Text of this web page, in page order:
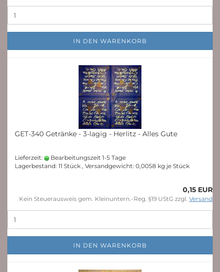
IN DEN WARENKORB
GET-340 Getränke - 3-lagig - Herlitz - Alles Gute
Lieferzeit:
Bearbeitungszeit 1-5 Tage
Lagerbestand: 11 Stück , Versandgewicht: 0,0058 kg je Stück
0,15 EUR
Kein Steuerausweis gem. Kleinuntern.-Reg. §19 UStG zzgl. Versand
IN DEN WARENKORB